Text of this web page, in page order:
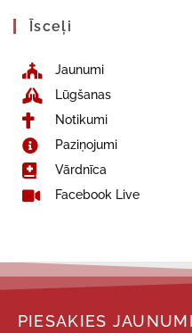
Īsceļi
Jaunumi
Lūgšanas
Notikumi
Paziņojumi
Vārdnīca
Facebook Live
PIESAKIES